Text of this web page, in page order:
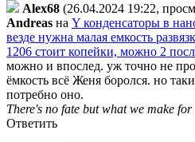
Alex68 (26.04.2024 19:22,
Andreas на Y конденсаторы в
везде нужна малая емкость
1206 стоит копейки, можно 2
можно и впослед. уж точно не
ёмкость всё Женя боролся. но
потребно оно.
There's no fate but what we make for
Ответить